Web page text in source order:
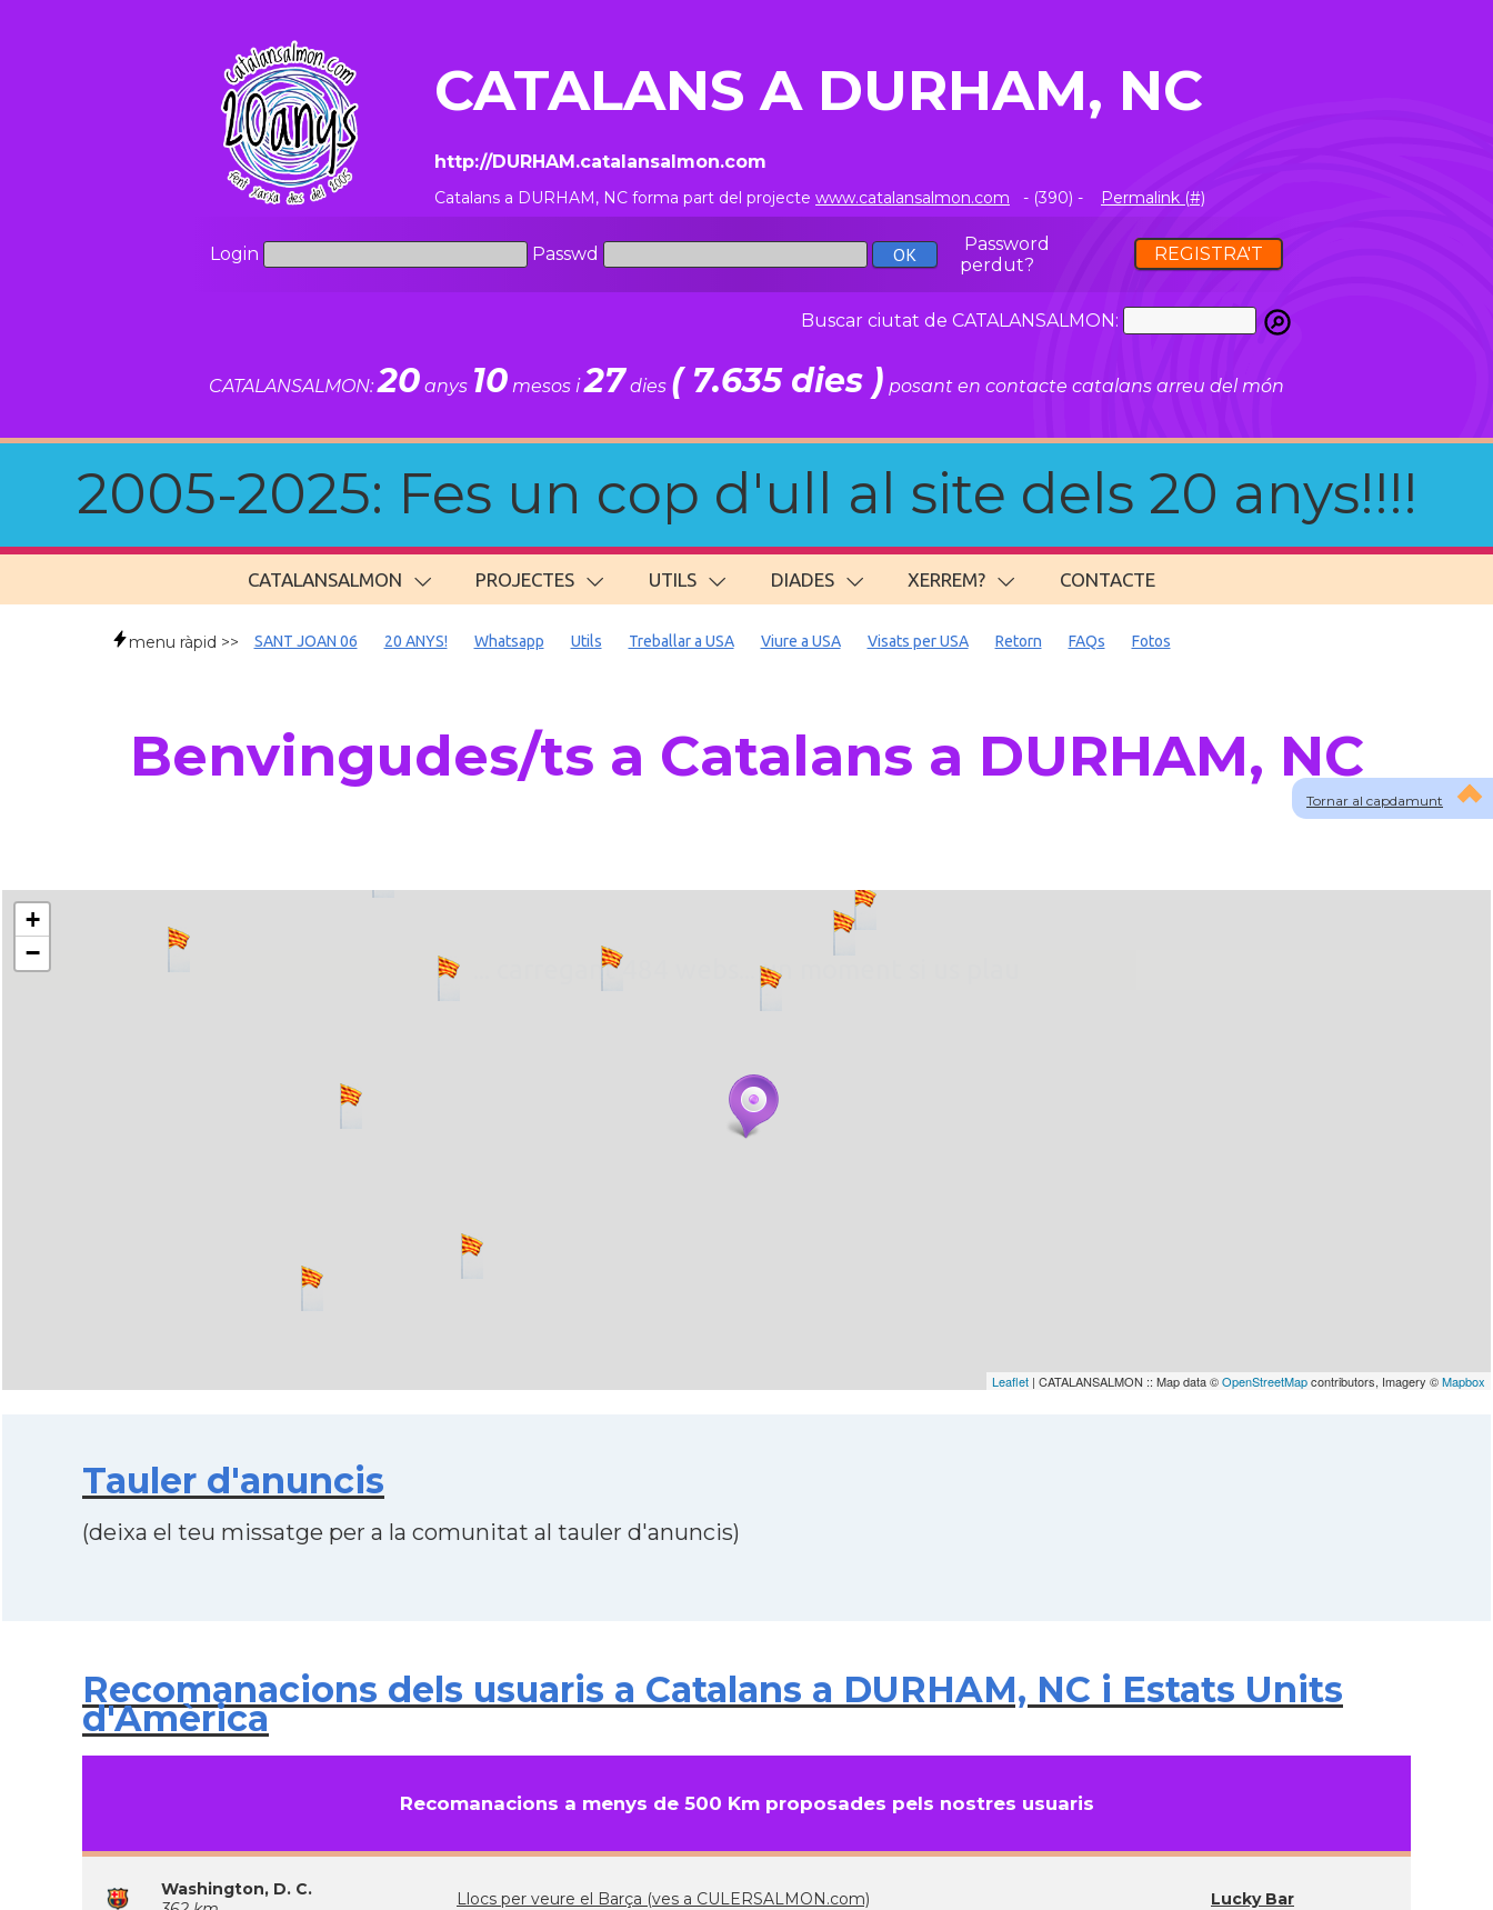
CATALANS A DURHAM, NC
http://DURHAM.catalansalmon.com
Catalans a DURHAM, NC forma part del projecte www.catalansalmon.com - (390) - Permalink (#)
Login Passwd
Password
perdut?
REGISTRA'T
Buscar ciutat de CATALANSALMON:
CATALANSALMON:20 anys 10 mesos i27 dies ( 7.635 dies ) posant en contacte catalans arreu del món
2005-2025: Fes un cop d'ull al site dels 20 anys!!!!
CATALANSALMON PROJECTES UTILS DIADES XERREM? CONTACTE
Tornar al capdamunt
menu ràpid >> SANT JOAN 06 20 ANYS! Whatsapp Utils Treballar a USA Viure a USA Visats per USA Retorn FAQs Fotos
Benvingudes/ts a Catalans a DURHAM, NC
... carregant 484 webs... un moment si us plau
+
−
Leaflet | CATALANSALMON :: Map data ©OpenStreetMapcontributors, Imagery ©Mapbox
Tauler d'anuncis
(deixa el teu missatge per a la comunitat al tauler d'anuncis)
Recomanacions dels usuaris a Catalans a DURHAM, NC i Estats Units
d'Amèrica
Recomanacions a menys de 500 Km proposades pels nostres usuaris
Washington, D. C.
Llocs per veure el Barça (ves a CULERSALMON.com) Lucky Bar